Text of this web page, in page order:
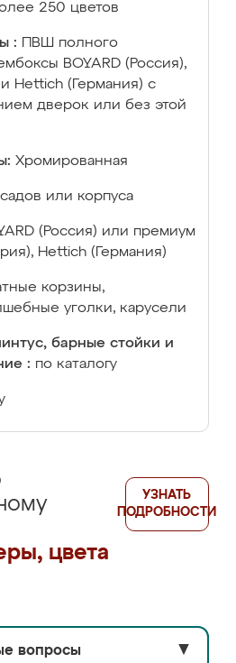
250 цветов
:
ПВШ полного
BOYARD (Россия),
Hettich (Германия) с
дверок или без этой
Хромированная
или корпуса
(Россия) или премиум
Hettich (Германия)
корзины,
уголки, карусели
барные стойки и
: по каталогу
цвета
УЗНАТЬ
ПОДРОБНОСТИ
вопросы ▼